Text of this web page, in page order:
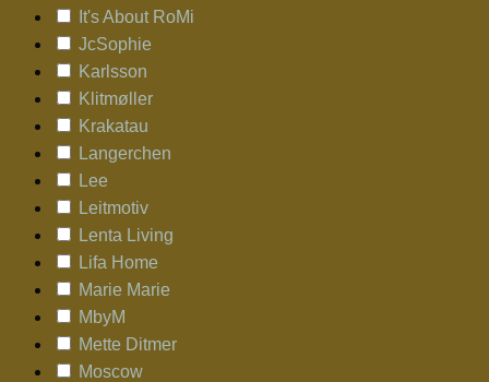
It's About RoMi
JcSophie
Karlsson
Klitmøller
Krakatau
Langerchen
Lee
Leitmotiv
Lenta Living
Lifa Home
Marie Marie
MbyM
Mette Ditmer
Moscow